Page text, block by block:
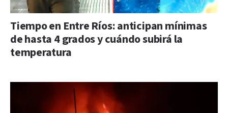
Tiempo en Entre Ríos: anticipan mínimas
de hasta 4 grados y cuándo subirá la
temperatura